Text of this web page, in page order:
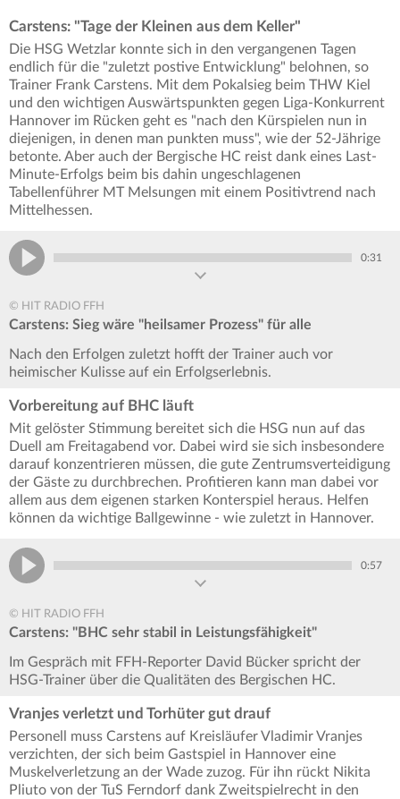
Carstens: "Tage der Kleinen aus dem Keller"
Die HSG Wetzlar konnte sich in den vergangenen Tagen
endlich für die "zuletzt postive Entwicklung" belohnen, so
Trainer Frank Carstens. Mit dem Pokalsieg beim THW Kiel
und den wichtigen Auswärtspunkten gegen Liga-Konkurrent
Hannover im Rücken geht es "nach den Kürspielen nun in
diejenigen, in denen man punkten muss", wie der 52-Jährige
betonte. Aber auch der Bergische HC reist dank eines Last-
Minute-Erfolgs beim bis dahin ungeschlagenen
Tabellenführer MT Melsungen mit einem Positivtrend nach
Mittelhessen.
0:31
© HIT RADIO FFH
Carstens: Sieg wäre "heilsamer Prozess" für alle
Nach den Erfolgen zuletzt hofft der Trainer auch vor
heimischer Kulisse auf ein Erfolgserlebnis.
Vorbereitung auf BHC läuft
Mit gelöster Stimmung bereitet sich die HSG nun auf das
Duell am Freitagabend vor. Dabei wird sie sich insbesondere
darauf konzentrieren müssen, die gute Zentrumsverteidigung
der Gäste zu durchbrechen. Profitieren kann man dabei vor
allem aus dem eigenen starken Konterspiel heraus. Helfen
können da wichtige Ballgewinne - wie zuletzt in Hannover.
0:57
© HIT RADIO FFH
Carstens: "BHC sehr stabil in Leistungsfähigkeit"
Im Gespräch mit FFH-Reporter David Bücker spricht der
HSG-Trainer über die Qualitäten des Bergischen HC.
Vranjes verletzt und Torhüter gut drauf
Personell muss Carstens auf Kreisläufer Vladimir Vranjes
verzichten, der sich beim Gastspiel in Hannover eine
Muskelverletzung an der Wade zuzog. Für ihn rückt Nikita
Pliuto von der TuS Ferndorf dank Zweitspielrecht in den